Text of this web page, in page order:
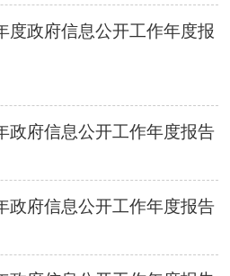
度政府信息公开工作年度报
政府信息公开工作年度报告
政府信息公开工作年度报告